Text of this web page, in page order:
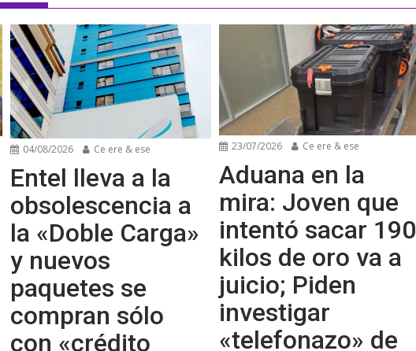
04/08/2026 Ce ere & ese
Entel lleva a la
obsolescencia a
la «Doble Carga»
y nuevos
paquetes se
compran sólo
con «crédito
23/07/2026 Ce ere & ese
Aduana en la
mira: Joven que
intentó sacar 190
kilos de oro va a
juicio; Piden
investigar
«telefonazo» de